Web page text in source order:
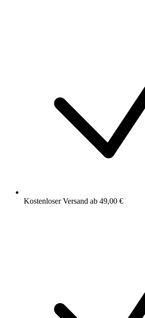
Kostenloser Versand ab 49,00 €